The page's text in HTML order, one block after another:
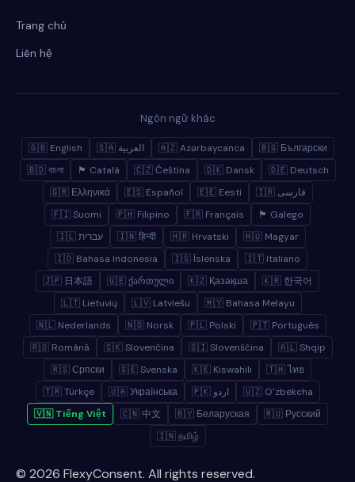
Trang chủ
Liên hệ
Ngôn ngữ khác
🇬🇧 English 🇸🇦 العربية 🇦🇿 Azərbaycanca
🇧🇬 Български
🇧🇩 বাংলা
🏴 Català 🇨🇿 Čeština 🇩🇰 Dansk
🇩🇪 Deutsch
🇬🇷 Ελληνικά
🇪🇸 Español 🇪🇪 Eesti
🇮🇷 فارسی
🇫🇮 Suomi
🇵🇭 Filipino 🇫🇷 Français
🏴 Galego
🇮🇱 עברית
🇮🇳 हिन्दी 🇭🇷 Hrvatski
🇭🇺 Magyar
🇮🇩 Bahasa Indonesia
🇮🇸 Íslenska
🇮🇹 Italiano
🇯🇵 日本語
🇬🇪 ქართული 🇰🇿 Қазақша
🇰🇷 한국어
🇱🇹 Lietuvių
🇱🇻 Latviešu
🇲🇾 Bahasa Melayu
🇳🇱 Nederlands
🇳🇴 Norsk 🇵🇱 Polski
🇵🇹 Português
🇷🇴 Română
🇸🇰 Slovenčina 🇸🇮 Slovenščina
🇦🇱 Shqip
🇷🇸 Српски
🇸🇪 Svenska 🇰🇪 Kiswahili
🇹🇭 ไทย
🇹🇷 Türkçe
🇺🇦 Українська 🇵🇰 اردو
🇺🇿 Oʻzbekcha
🇻🇳 Tiếng Việt
🇨🇳 中文 🇧🇾 Беларуская
🇷🇺 Русский
🇮🇳 தமிழ்
© 2026 FlexyConsent. All rights reserved.